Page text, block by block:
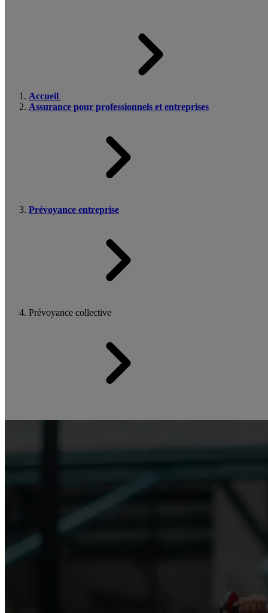
Accueil
Assurance pour professionnels et entreprises
Prévoyance entreprise
Prévoyance collective